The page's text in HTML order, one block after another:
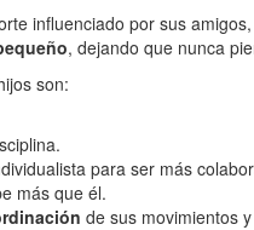
influenciado por sus
, dejando que nunca
son:
para ser más
más que él.
de sus movimientos